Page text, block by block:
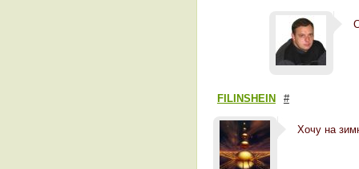
FILINSHEIN #
Хочу на